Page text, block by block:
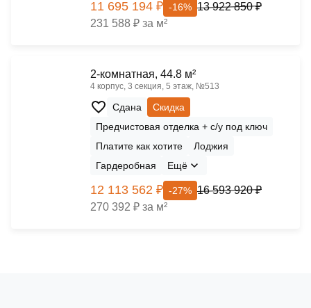
11 695 194 ₽ -16% 13 922 850 ₽
231 588 ₽ за м²
2-комнатная, 44.8 м²
4 корпус, 3 секция, 5 этаж, №513
Сдана
Скидка
Предчистовая отделка + с/у под ключ
Платите как хотите
Лоджия
Гардеробная
Ещё
12 113 562 ₽ -27% 16 593 920 ₽
270 392 ₽ за м²